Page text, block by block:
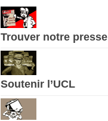
Trouver notre presse
Soutenir l’UCL